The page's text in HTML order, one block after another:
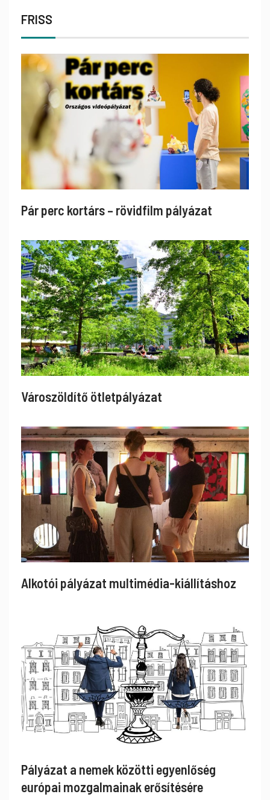
FRISS
Pár perc kortárs – rövidfilm pályázat
Városzöldítő ötletpályázat
Alkotói pályázat multimédia-kiállításhoz
Pályázat a nemek közötti egyenlőség
európai mozgalmainak erősítésére